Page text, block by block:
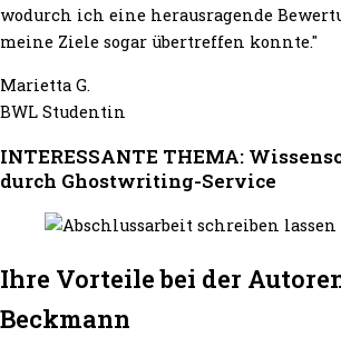
wodurch ich eine herausragende
meine Ziele sogar übertreffen konnte."
Marietta G.
BWL Studentin
INTERESSANTE THEMA:
durch Ghostwriting-Service
Ihre Vorteile bei der
Beckmann